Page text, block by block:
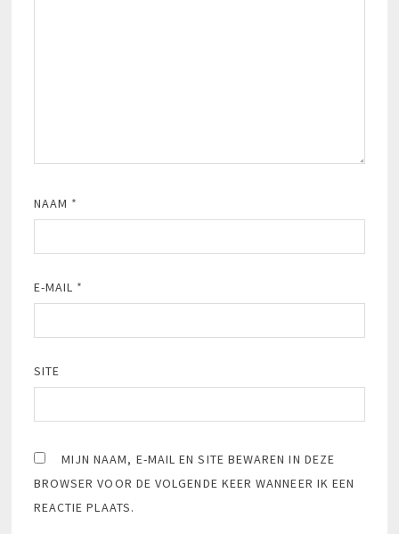
NAAM *
E-MAIL *
SITE
MIJN NAAM, E-MAIL EN SITE BEWAREN IN DEZE
BROWSER VOOR DE VOLGENDE KEER WANNEER IK EEN
REACTIE PLAATS.